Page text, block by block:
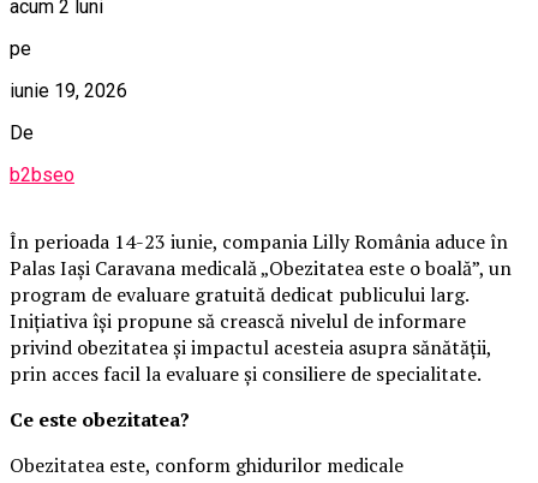
acum 2 luni
pe
iunie 19, 2026
De
b2bseo
În perioada 14-23 iunie, compania Lilly România aduce în
Palas Iași Caravana medicală „Obezitatea este o boală”, un
program de evaluare gratuită dedicat publicului larg.
Inițiativa își propune să crească nivelul de informare
privind obezitatea și impactul acesteia asupra sănătății,
prin acces facil la evaluare și consiliere de specialitate.
Ce este obezitatea?
Obezitatea este, conform ghidurilor medicale